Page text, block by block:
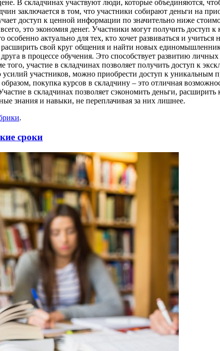
В складчинах участвуют люди, которые объединяются,
заключается в том, что участники собирают деньги на
доступ к ценной информации по значительно ниже
это экономия денег. Участники могут получить
актуально для тех, кто хочет развиваться и
свой круг общения и найти новых
в процессе обучения. Это способствует развитию
того, участие в складчинах позволяет получить доступ к
участников, можно приобрести доступ к уникальным
покупка курсов в складчину – это отличная
в складчинах позволяет сэкономить деньги,
знания и навыки, не переплачивая за них лишнее.
.
сроки